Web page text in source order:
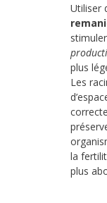
Utiliser
stimuler
plus
Les
la
plus